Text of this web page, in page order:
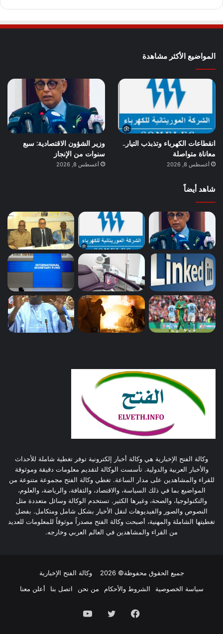
المواضيع الأكثر مشاهدة
انقطاعات الكهرباء وتذبذب التيار..
معاناة متواصلة
أغسطس 8, 2026
وزير الشؤون الاقتصادية: سبع
سنوات من الإنجاز
أغسطس 8, 2026
شاهد أيضاً
وكالة الفتح الإخبارية هي وكالة أخبار إلكترونية توفر تغطية شاملة للأحداث
والأخبار العربية والدولية. تأسست الوكالة لتقديم معلومات دقيقة وموثوقة
للقراء والمشاهدين على مدار الساعة. تغطي وكالة الفتح مجموعة متنوعة من
المواضيع بما في ذلك السياسة، والاقتصاد، والثقافة، والرياضة، والعلوم،
والتكنولوجيا، والصحة، وغيرها الكثير. تستخدم الوكالة وسائل متعددة مثل
النصوص والصور والفيديوهات لنقل الأخبار بشكل شامل ومتكامل. بفضل
تغطيتها الشاملة والمهنية، أصبحت وكالة الفتح مصدراً موثوقاً للمعلومات للعديد
من القراء والمشاهدين في العالم العربي وخارجه.
جميع الحقوق محفوظة© 2026
وكالة الفتح الإخبارية
سياسة الخصوصية
الشروط والأحكام من نحن اتصل بنا أعلن معنا
فيسبوك تويتر يوتيوب